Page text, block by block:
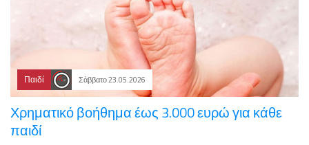
Παιδί Σάββατο 23.05.2026
Χρηματικό βοήθημα έως 3.000 ευρώ για κάθε
παιδί